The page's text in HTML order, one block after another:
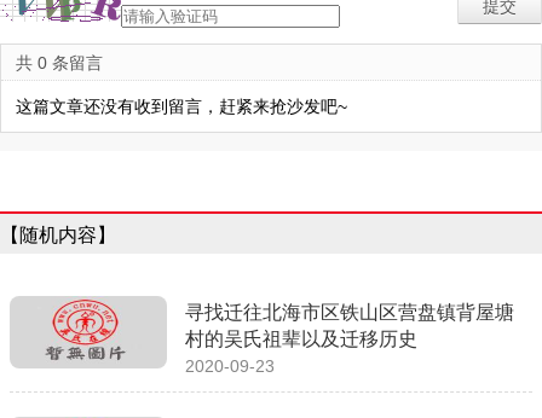
共 0 条留言
这篇文章还没有收到留言，赶紧来抢沙发吧~
【随机内容】
寻找迁往北海市区铁山区营盘镇背屋塘
村的吴氏祖辈以及迁移历史
2020-09-23